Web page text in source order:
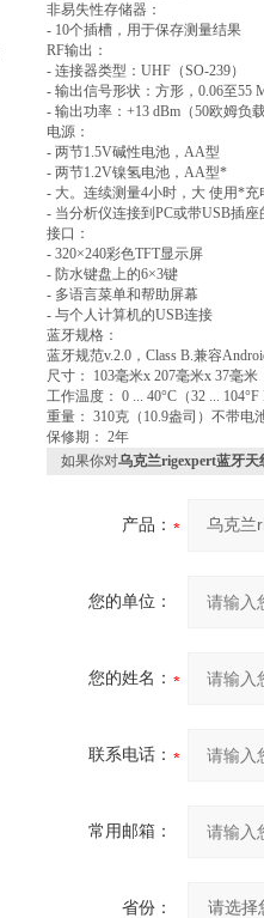
非易失性存储器：
- 10个插槽，用于保存测量结果
RF输出：
- 连接器类型：UHF（SO-239）
- 输出信号形状：方形，0.06至55
- 输出功率：+13 dBm（50欧姆负
电源：
- 两节1.5V碱性电池，AA型
- 两节1.2V镍氢电池，AA型*
- 大。连续测量4小时，大 使用*
- 当分析仪连接到PC或带USB插
接口：
- 320×240彩色TFT显示屏
- 防水键盘上的6×3键
- 多语言菜单和帮助屏幕
- 与个人计算机的USB连接
蓝牙规格：
蓝牙规范v.2.0，Class B.兼容
尺寸： 103毫米x 207毫米x 37毫
工作温度： 0 ... 40°C（32 ... 104°F
重量： 310克（10.9盎司）不带电
保修期： 2年
如果你对乌克兰rigexpert蓝牙天
产品：
您的单位：
您的姓名：
联系电话：
常用邮箱：
省份：